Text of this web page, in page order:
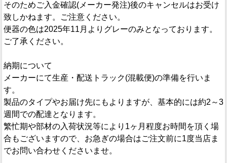
そのためご入金確認(メーカー発注)後のキャンセルはお受け
致しかねます。ご注意ください。
便器の色は2025年11月よりグレーのみとなっております。
ご了承ください。
納期について
メーカーにて生産・配送トラック(混載便)の準備を行いま
す。
製品のタイプやお届け先にもよりますが、基本的には約2～3
週間での配達となります。
繁忙期や部材の入荷状況等により1ヶ月程度お時間を頂く場
合もございますので、お急ぎの場合はご注文前に1度当店ま
でお問い合わせくださいませ。